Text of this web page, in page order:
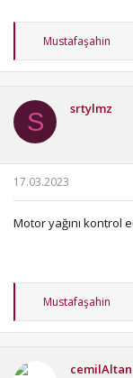
T
p
e
r
Mustafaşahin
S srtylmz
17.03.2023
Motor yağını kontrol
T
p
Mustafaşahin
cemilAltan